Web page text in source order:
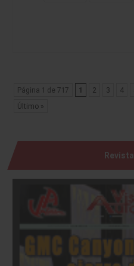
Página 1 de 717 1 2 3 4
Último »